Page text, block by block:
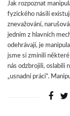
Jak rozpoznat
fyzického násilí
znevažování,
jedním z hlavních
odehrávají, je
jsme si zmínili
nás odzbrojili, oslabili
„usnadní práci“.